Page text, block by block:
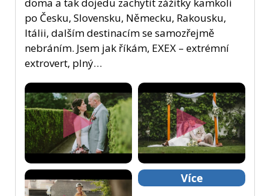
po Česku, Slovensku, Německu, Rakousku,
Itálii, dalším destinacím se samozřejmě
nebráním. Jsem jak říkám, EXEX – extrémní
extrovert, plný…
Více